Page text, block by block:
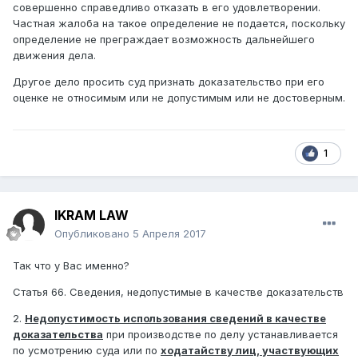
совершенно справедливо отказать в его удовлетворении.
Частная жалоба на такое определение не подается, поскольку
определение не преграждает возможность дальнейшего
движения дела.
Другое дело просить суд признать доказательство при его
оценке не относимым или не допустимым или не достоверным.
1
IKRAM LAW
Опубликовано 5 Апреля 2017
Так что у Вас именно?
Статья 66. Сведения, недопустимые в качестве доказательств
2. Недопустимость использования сведений в качестве
доказательства при производстве по делу устанавливается
по усмотрению суда или по ходатайству лиц, участвующих